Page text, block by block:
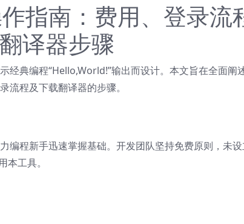
指南：费用、登录流
译器步骤
典编程“Hello,World!”输出而设计。本文旨在全面阐
程及下载翻译器的步骤。
编程新手迅速掌握基础。开发团队坚持免费原则，未
工具。